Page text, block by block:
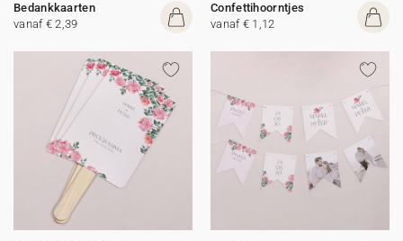
Bedankkaarten
vanaf € 2,39
Confettihoorntjes
vanaf € 1,12